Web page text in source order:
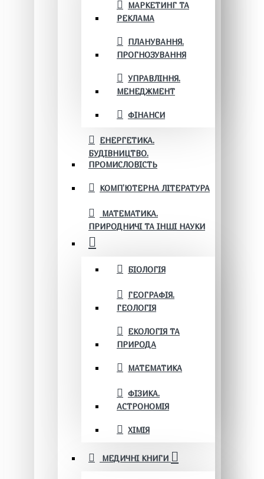
МАРКЕТИНГ ТА
РЕКЛАМА
ПЛАНУВАННЯ.
ПРОГНОЗУВАННЯ
УПРАВЛІННЯ.
МЕНЕДЖМЕНТ
ФІНАНСИ
ЕНЕРГЕТИКА.
БУДІВНИЦТВО.
ПРОМИСЛОВІСТЬ
КОМП'ЮТЕРНА ЛІТЕРАТУРА
МАТЕМАТИКА.
ПРИРОДНИЧІ ТА ІНШІ НАУКИ
БІОЛОГІЯ
ГЕОГРАФІЯ.
ГЕОЛОГІЯ
ЕКОЛОГІЯ ТА
ПРИРОДА
МАТЕМАТИКА
ФІЗИКА.
АСТРОНОМІЯ
ХІМІЯ
МЕДИЧНІ КНИГИ